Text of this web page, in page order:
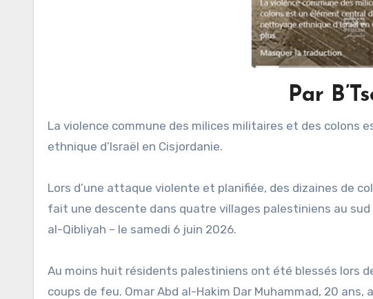
Par
La violence commune des milices militaires et des colons est un élément central de la politique de nettoyage
ethnique d’Israël en Cisjordanie.
Lors d’une attaque violente et planifiée, des dizaines de
fait une descente dans quatre villages palestiniens au sud
al-Qibliyah – le samedi 6 juin 2026.
Au moins huit résidents palestiniens ont été blessés lors
coups de feu. Omar Abd al-Hakim Dar Muhammad, 20